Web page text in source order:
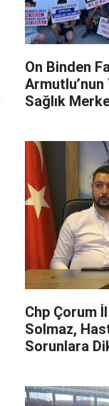
On Binden
Armutlu’nun
Sağlık
Chp Çorum
Solmaz,
Sorunlara